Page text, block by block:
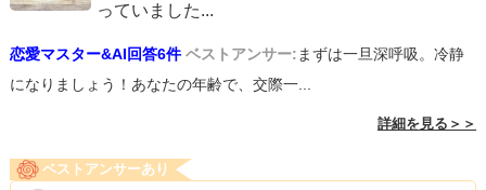
っていました...
恋愛マスター&AI回答6件 ベストアンサー: まずは一旦深呼吸。冷静
になりましょう！あなたの年齢で、交際一...
詳細を見る＞＞
ベストアンサーあり